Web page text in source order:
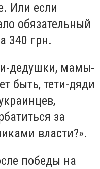
Или если
обязательный
340 грн.
дедушки, мамы-
быть, тети-дяди
за
власти?».
победы на